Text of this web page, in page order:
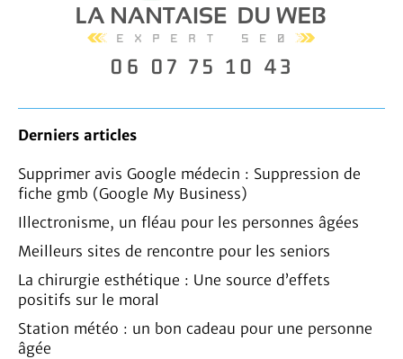
Derniers articles
Supprimer avis Google médecin : Suppression de
fiche gmb (Google My Business)
Illectronisme, un fléau pour les personnes âgées
Meilleurs sites de rencontre pour les seniors
La chirurgie esthétique : Une source d’effets
positifs sur le moral
Station météo : un bon cadeau pour une personne
âgée